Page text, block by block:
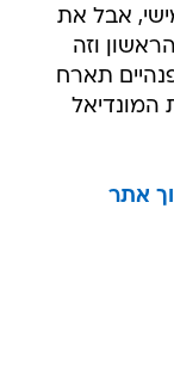
אבל את
וזה
ה-11. במחזור ה-13 הופנהיים תארח
המונדיאל
אתר